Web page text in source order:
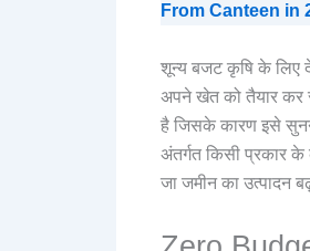
From Canteen in
शून्य बजट कृषि के लिए
अपने खेत को तैयार कर
है जिसके कारण इसे
अंतर्गत किसी प्रकार के
जा जमीन का उत्पादन